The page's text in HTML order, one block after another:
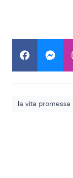
la vita promessa